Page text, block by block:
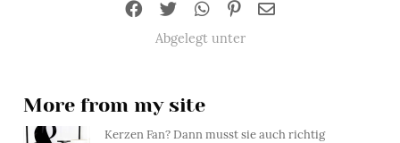
Abgelegt unter
More from my site
Kerzen Fan? Dann musst sie auch richtig